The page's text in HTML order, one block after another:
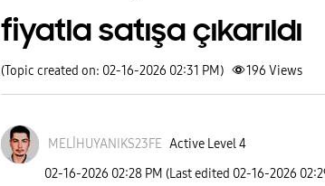
fiyatla satışa çıkarıldı
(Topic created on: 02-16-2026 02:31 PM) 196 Views
MELİHUYANIKS23FE Active Level 4
‎02-16-2026 02:28 PM (Last edited ‎02-16-2026